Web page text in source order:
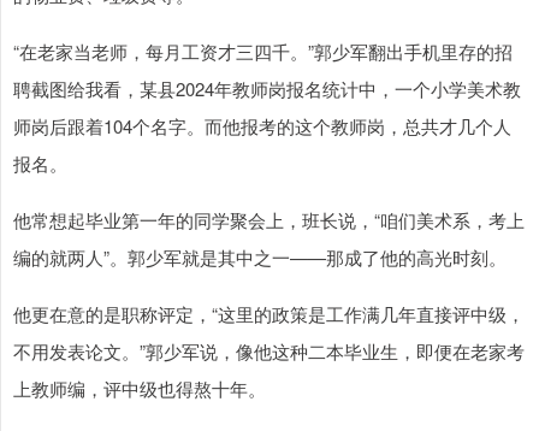
“在老家当老师，每月工资才三四千。”郭少军翻出手机里存的招
聘截图给我看，某县2024年教师岗报名统计中，一个小学美术教
师岗后跟着104个名字。而他报考的这个教师岗，总共才几个人
报名。
他常想起毕业第一年的同学聚会上，班长说，“咱们美术系，考上
编的就两人”。郭少军就是其中之一——那成了他的高光时刻。
他更在意的是职称评定，“这里的政策是工作满几年直接评中级，
不用发表论文。”郭少军说，像他这种二本毕业生，即便在老家考
上教师编，评中级也得熬十年。